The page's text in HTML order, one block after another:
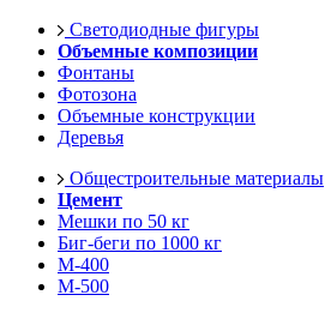
Светодиодные фигуры
Объемные композиции
Фонтаны
Фотозона
Объемные конструкции
Деревья
Общестроительные материалы
Цемент
Мешки по 50 кг
Биг-беги по 1000 кг
М-400
М-500